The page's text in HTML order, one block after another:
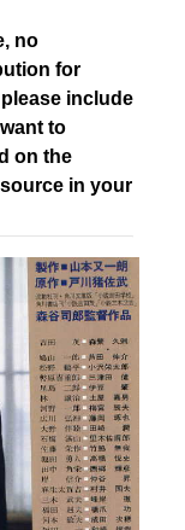
no
for
include
to
on the
in your